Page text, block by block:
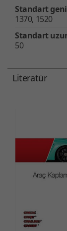
Standart
1370, 1520
Standart
50
Literatür